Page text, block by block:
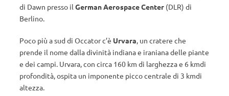
di Dawn presso il German Aerospace Center (DLR) di
Berlino.
Poco più a sud di Occator c’è Urvara , un cratere che
prende il nome dalla divinità indiana e iraniana delle piante
e dei campi. Urvara, con circa 160 km di larghezza e 6 kmdi
profondità, ospita un imponente picco centrale di 3 kmdi
altezza.